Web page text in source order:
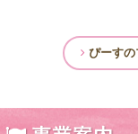
ぴーすの